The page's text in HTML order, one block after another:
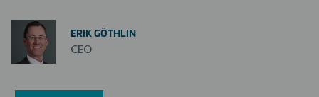
联系我们
ERIK GÖTHLIN
CEO